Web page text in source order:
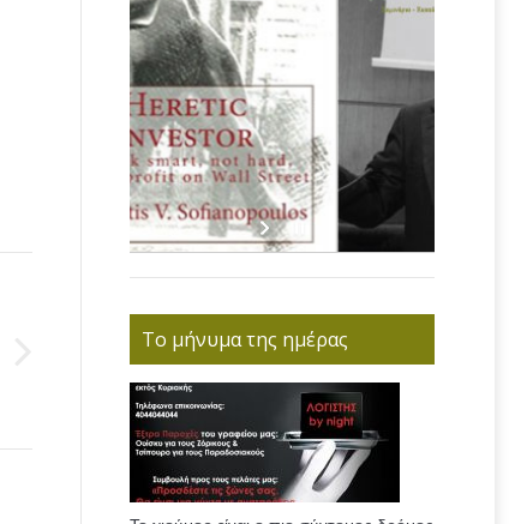
Το μήνυμα της ημέρας